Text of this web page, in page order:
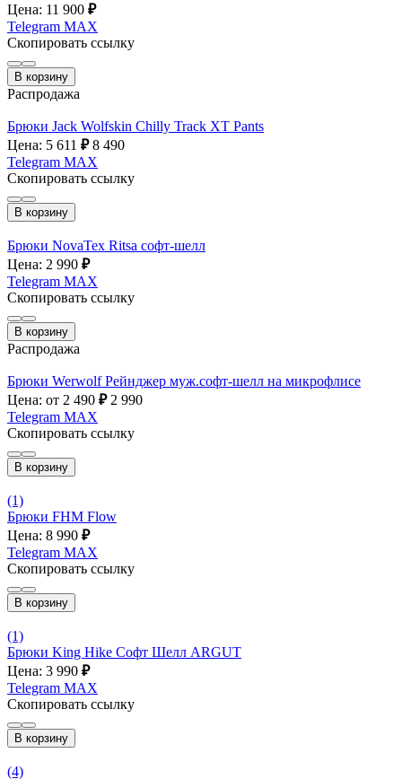
Цена: 11 900 ₽
Telegram MAX
Скопировать ссылку
В корзину
Распродажа
Брюки Jack Wolfskin Chilly Track XT Pants
Цена: 5 611 ₽ 8 490
Telegram MAX
Скопировать ссылку
В корзину
Брюки NovaTex Ritsa софт-шелл
Цена: 2 990 ₽
Telegram MAX
Скопировать ссылку
В корзину
Распродажа
Брюки Werwolf Рейнджер муж.софт-шелл на микрофлисе
Цена: от 2 490 ₽ 2 990
Telegram MAX
Скопировать ссылку
В корзину
(1)
Брюки FHM Flow
Цена: 8 990 ₽
Telegram MAX
Скопировать ссылку
В корзину
(1)
Брюки King Hike Софт Шелл ARGUT
Цена: 3 990 ₽
Telegram MAX
Скопировать ссылку
В корзину
(4)